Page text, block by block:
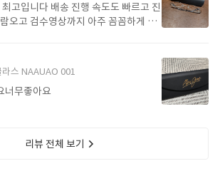
고입니다 배송 진행 속도도 빠르고 진
오고 검수영상까지 아주 꼼꼼하게 찍
스 NAAUAO 001
너무좋아요
리뷰 전체 보기